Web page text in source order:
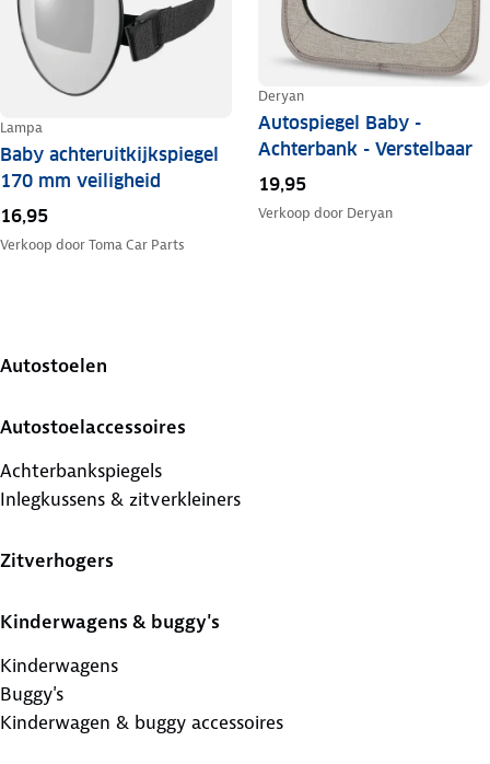
Lampa
Baby achteruitkijkspiegel
170 mm veiligheid
16,95
Verkoop doorToma Car Parts
Deryan
Autospiegel Baby -
Achterbank - Verstelbaar
19,95
Verkoop door Deryan
Autostoelen
Autostoelaccessoires
Achterbankspiegels
Inlegkussens & zitverkleiners
Zitverhogers
Kinderwagens & buggy's
Kinderwagens
Buggy's
Kinderwagen & buggy accessoires